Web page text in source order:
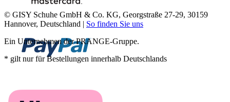
© GISY Schuhe GmbH & Co. KG, Georgstraße 27-29, 30159
Hannover, Deutschland | So finden Sie uns
Ein Unternehmen der PRANGE-Gruppe.
* gilt nur für Bestellungen innerhalb Deutschlands